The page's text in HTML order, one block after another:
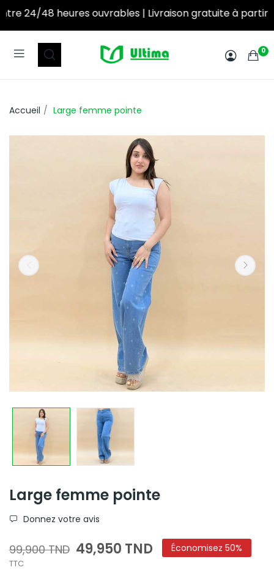
24/48 heures ouvrables | Livraison gratuite à partir de
0
Accueil Large femme pointe
Large femme pointe
Donnez votre avis
99,900 TND 49,950 TND Économisez 50%
TTC